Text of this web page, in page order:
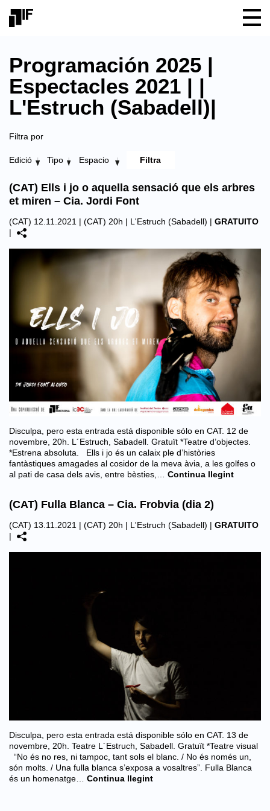
Programación 2025 |
Espectacles 2021 | |
L'Estruch (Sabadell)|
Filtra por
Edició Tipo Espacio
(CAT) Ells i jo o aquella sensació que els arbres
et miren – Cia. Jordi Font
(CAT) 12.11.2021 | (CAT) 20h | L'Estruch (Sabadell) | GRATUITO
|
Disculpa, pero esta entrada está disponible sólo en CAT. 12 de
novembre, 20h. L´Estruch, Sabadell. Gratuït *Teatre d’objectes.
*Estrena absoluta. Ells i jo és un calaix ple d’històries
fantàstiques amagades al cosidor de la meva àvia, a les golfes o
al pati de casa dels avis, entre bèsties,… Continua llegint
(CAT) Fulla Blanca – Cia. Frobvia (dia 2)
(CAT) 13.11.2021 | (CAT) 20h | L'Estruch (Sabadell) | GRATUITO
|
Disculpa, pero esta entrada está disponible sólo en CAT. 13 de
novembre, 20h. Teatre L´Estruch, Sabadell. Gratuït *Teatre visual
“No és no res, ni tampoc, tant sols el blanc. / No és només un,
són molts. / Una fulla blanca s’exposa a vosaltres”. Fulla Blanca
és un homenatge…
Continua llegint